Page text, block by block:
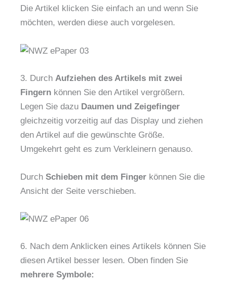
Die Artikel klicken Sie einfach an und wenn Sie
möchten, werden diese auch vorgelesen.
3. Durch Aufziehen des Artikels mit zwei
Fingern können Sie den Artikel vergrößern.
Legen Sie dazu Daumen und Zeigefinger
gleichzeitig vorzeitig auf das Display und ziehen
den Artikel auf die gewünschte Größe.
Umgekehrt geht es zum Verkleinern genauso.
Durch Schieben mit dem Finger können Sie die
Ansicht der Seite verschieben.
6. Nach dem Anklicken eines Artikels können Sie
diesen Artikel besser lesen. Oben finden Sie
mehrere Symbole: